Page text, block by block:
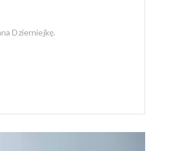
Dzierniejkę.